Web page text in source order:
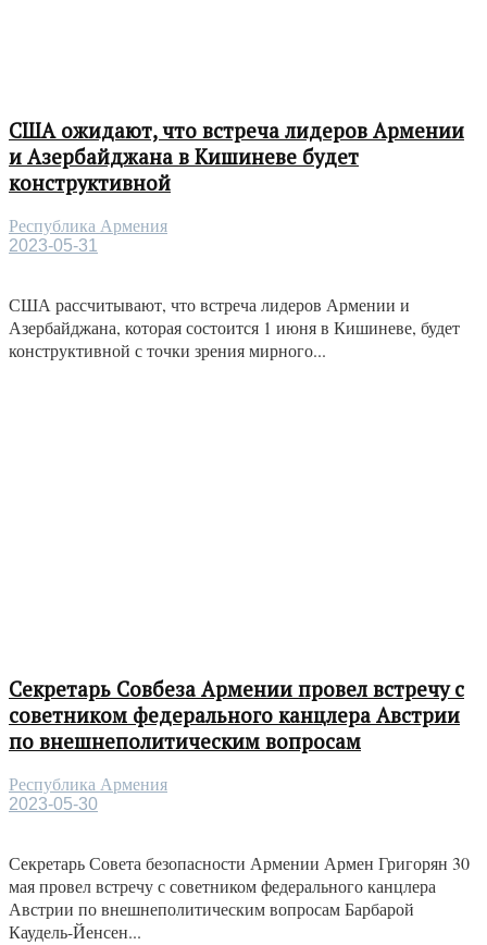
США ожидают, что встреча лидеров Армении
и Азербайджана в Кишиневе будет
конструктивной
Республика Армения
2023-05-31
США рассчитывают, что встреча лидеров Армении и
Азербайджана, которая состоится 1 июня в Кишиневе, будет
конструктивной с точки зрения мирного...
Секретарь Совбеза Армении провел встречу с
советником федерального канцлера Австрии
по внешнеполитическим вопросам
Республика Армения
2023-05-30
Секретарь Совета безопасности Армении Армен Григорян 30
мая провел встречу с советником федерального канцлера
Австрии по внешнеполитическим вопросам Барбарой
Каудель-Йенсен...